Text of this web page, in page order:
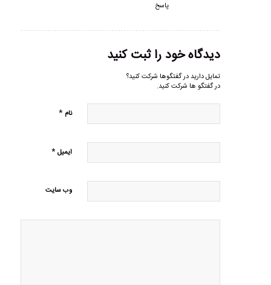
پاسخ
دیدگاه خود را ثبت کنید
تمایل دارید در گفتگوها شرکت کنید؟
در گفتگو ها شرکت کنید.
نام *
ایمیل*
وب‌ سایت